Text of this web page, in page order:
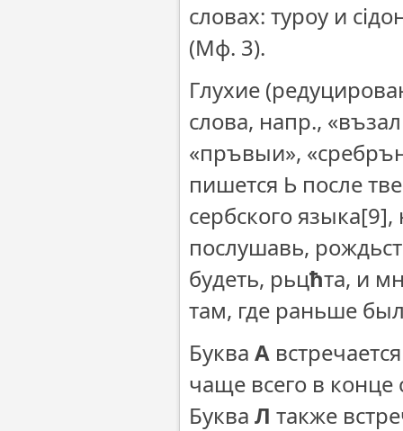
словах: туроу и
(Мф. 3).
Глухие
слова, напр.,
«пръвыи»,
пишется Ь после
сербского языка[9],
послушавь,
будеть, рьцħта, и
там, где раньше
Буква А
чаще всего в конце
Буква Л также